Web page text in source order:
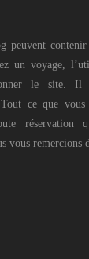
peuvent
un voyage,
le site. Il
ce que
réservation
vous remercions